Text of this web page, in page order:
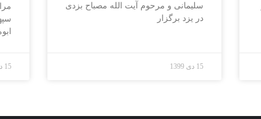
سلیمانی و مرحوم آیت الله مصباح بزدی
در یزد برگزار
15 دی 1399 15 دی 1399